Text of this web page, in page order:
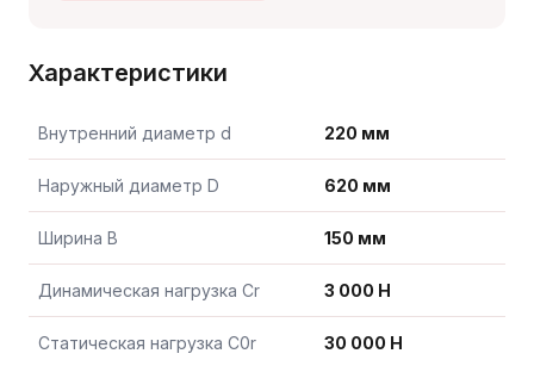
Характеристики
Внутренний диаметр d 220 мм
Наружный диаметр D 620 мм
Ширина B 150 мм
Динамическая нагрузка Cr 3 000 Н
Статическая нагрузка C0r 30 000 Н